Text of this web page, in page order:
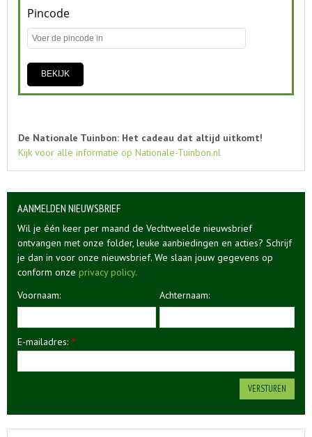
De Nationale Tuinbon: Het cadeau dat altijd uitkomt!
Kijk voor alle informatie op Nationale-Tuinbon.nl
AANMELDEN NIEUWSBRIEF
Wil je één keer per maand de Vechtweelde nieuwsbrief
ontvangen met onze folder, leuke aanbiedingen en acties? Schrijf
je dan in voor onze nieuwsbrief. We slaan jouw gegevens op
conform onze privacy policy.
Voornaam:
Achternaam:
E-mailadres: *